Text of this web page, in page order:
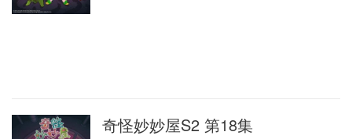
奇怪妙妙屋S2 第18集